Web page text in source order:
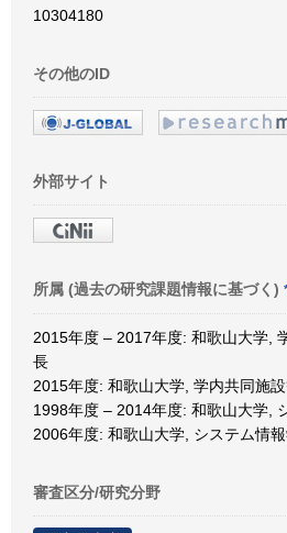
10304180
その他のID
外部サイト
所属 (過去の研究課題情報に基づく)
2015年度 – 2017年度: 和歌山大学,
長
2015年度: 和歌山大学, 学内共同施
1998年度 – 2014年度: 和歌山大学,
2006年度: 和歌山大学, システム情
審査区分/研究分野